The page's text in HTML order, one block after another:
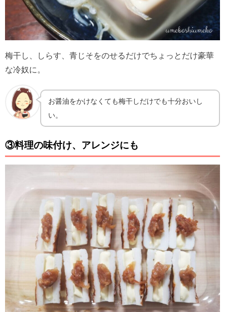
梅干し、しらす、青じそをのせるだけでちょっとだけ豪華
な冷奴に。
お醤油をかけなくても梅干しだけでも十分おいし
い。
③料理の味付け、アレンジにも